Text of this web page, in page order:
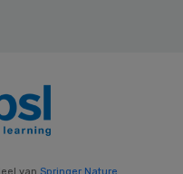
van Springer Nature